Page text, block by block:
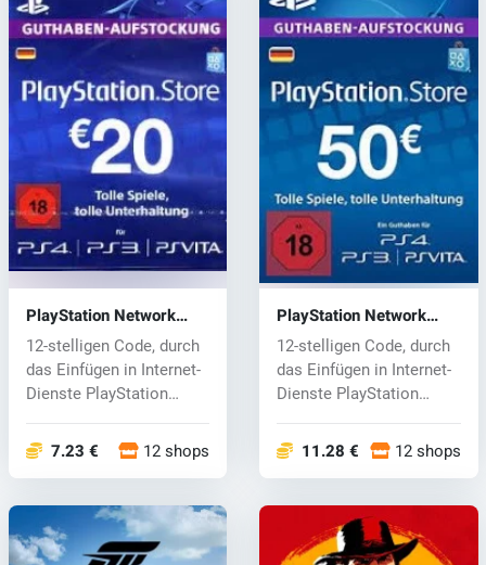
PlayStation Network
Card 20 EUR
12-stelligen Code, durch
das Einfügen in Internet-
Dienste PlayStation
7.23 € 12 shops
PlayStation Network
Card 50 EUR
12-stelligen Code, durch
das Einfügen in Internet-
Dienste PlayStation
11.28 € 12 shops